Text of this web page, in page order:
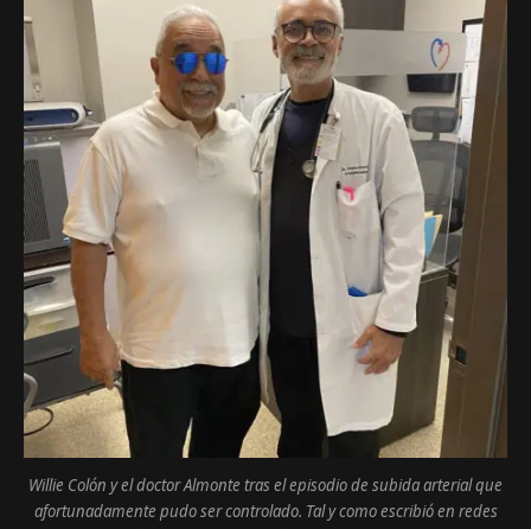
Willie Colón y el doctor Almonte tras el episodio de subida arterial que
afortunadamente pudo ser controlado. Tal y como escribió en redes